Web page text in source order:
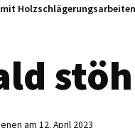
am 12. April 2023